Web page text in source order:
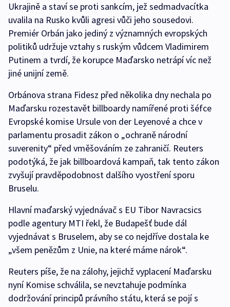
Ukrajině a staví se proti sankcím, jež sedmadvacítka
uvalila na Rusko kvůli agresi vůči jeho sousedovi.
Premiér Orbán jako jediný z významných evropských
politiků udržuje vztahy s ruským vůdcem Vladimirem
Putinem a tvrdí, že korupce Maďarsko netrápí víc než
jiné unijní země.
Orbánova strana Fidesz před několika dny nechala po
Maďarsku rozestavět billboardy namířené proti šéfce
Evropské komise Ursule von der Leyenové a chce v
parlamentu prosadit zákon o „ochraně národní
suverenity“ před vměšováním ze zahraničí. Reuters
podotýká, že jak billboardová kampaň, tak tento zákon
zvyšují pravděpodobnost dalšího vyostření sporu
Bruselu.
Hlavní maďarský vyjednávač s EU Tibor Navracsics
podle agentury MTI řekl, že Budapešť bude dál
vyjednávat s Bruselem, aby se co nejdříve dostala ke
„všem penězům z Unie, na které máme nárok“.
Reuters píše, že na zálohy, jejichž vyplacení Maďarsku
nyní Komise schválila, se nevztahuje podmínka
dodržování principů právního státu, která se pojí s